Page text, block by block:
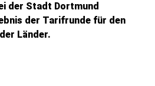
der Stadt Dortmund
der Tarifrunde für den
Länder.